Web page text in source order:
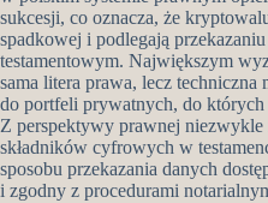
sukcesji, co oznacza, że
spadkowej i podlegają
testamentowym. Największym
sama litera prawa, lecz
do portfeli prywatnych, do których
Z perspektywy prawnej niezwykle
składników cyfrowych w
sposobu przekazania danych
i zgodny z procedurami